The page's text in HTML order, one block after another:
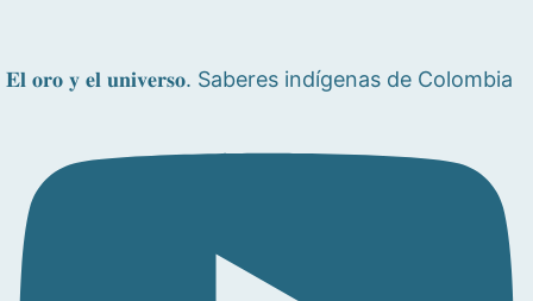
𝐄𝐥 𝐨𝐫𝐨 𝐲 𝐞𝐥 𝐮𝐧𝐢𝐯𝐞𝐫𝐬𝐨. Saberes indígenas de Colombia